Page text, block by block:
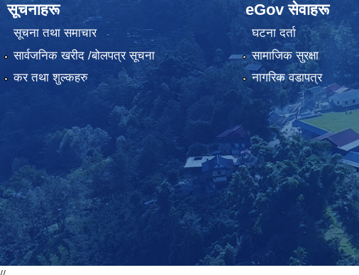
सूचनाहरू
सूचना तथा समाचार
सार्वजनिक खरीद /बोलपत्र सूचना
कर तथा शुल्कहरु
eGov सेवाहरू
घटना दर्ता
सामाजिक सुरक्षा
नागरिक वडापत्र